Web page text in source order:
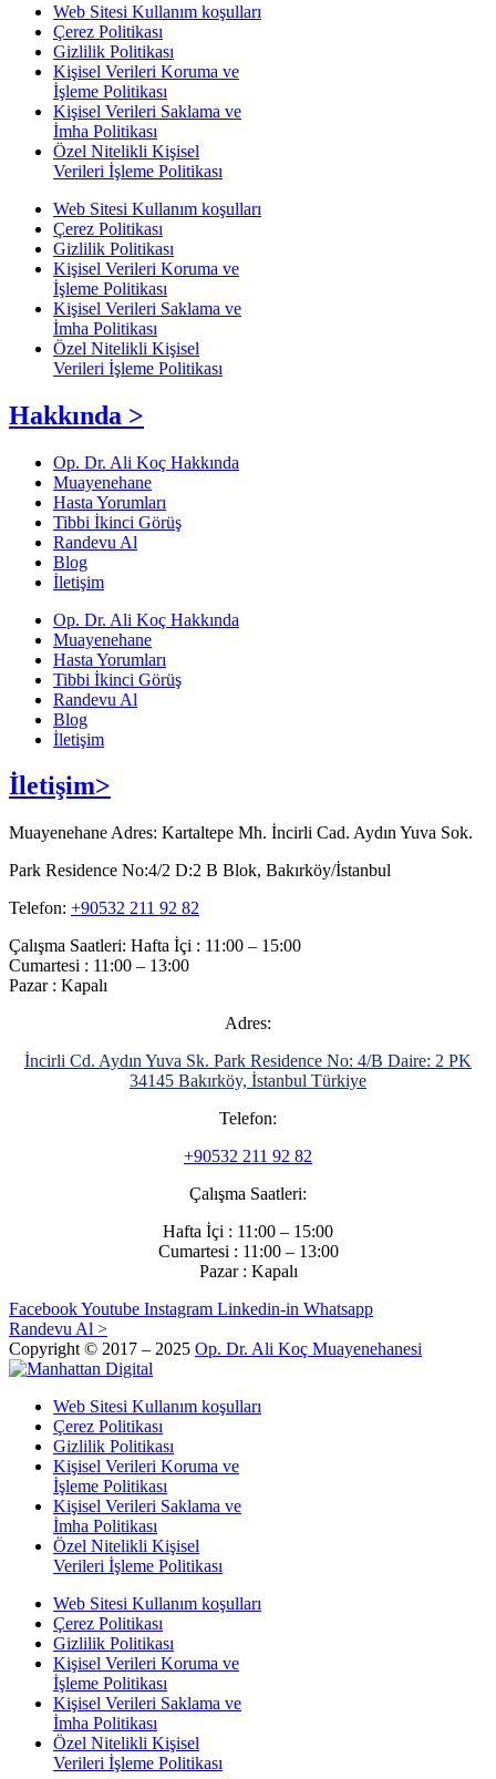
Web Sitesi Kullanım koşulları
Çerez Politikası
Gizlilik Politikası
Kişisel Verileri Koruma ve
İşleme Politikası
Kişisel Verileri Saklama ve
İmha Politikası
Özel Nitelikli Kişisel
Verileri İşleme Politikası
Web Sitesi Kullanım koşulları
Çerez Politikası
Gizlilik Politikası
Kişisel Verileri Koruma ve
İşleme Politikası
Kişisel Verileri Saklama ve
İmha Politikası
Özel Nitelikli Kişisel
Verileri İşleme Politikası
Hakkında >
Op. Dr. Ali Koç Hakkında
Muayenehane
Hasta Yorumları
Tibbi İkinci Görüş
Randevu Al
Blog
İletişim
Op. Dr. Ali Koç Hakkında
Muayenehane
Hasta Yorumları
Tibbi İkinci Görüş
Randevu Al
Blog
İletişim
İletişim>
Muayenehane Adres: Kartaltepe Mh. İncirli Cad. Aydın Yuva Sok.
Park Residence No:4/2 D:2 B Blok, Bakırköy/İstanbul
Telefon: +90532 211 92 82
Çalışma Saatleri: Hafta İçi : 11:00 – 15:00
Cumartesi : 11:00 – 13:00
Pazar : Kapalı
Adres:
İncirli Cd. Aydın Yuva Sk. Park Residence No: 4/B Daire: 2 PK
34145 Bakırköy, İstanbul Türkiye
Telefon:
+90532 211 92 82
Çalışma Saatleri:
Hafta İçi : 11:00 – 15:00
Cumartesi : 11:00 – 13:00
Pazar : Kapalı
FacebookYoutube Instagram Linkedin-in Whatsapp
Randevu Al >
Copyright © 2017 – 2025 Op. Dr. Ali Koç Muayenehanesi
Web Sitesi Kullanım koşulları
Çerez Politikası
Gizlilik Politikası
Kişisel Verileri Koruma ve
İşleme Politikası
Kişisel Verileri Saklama ve
İmha Politikası
Özel Nitelikli Kişisel
Verileri İşleme Politikası
Web Sitesi Kullanım koşulları
Çerez Politikası
Gizlilik Politikası
Kişisel Verileri Koruma ve
İşleme Politikası
Kişisel Verileri Saklama ve
İmha Politikası
Özel Nitelikli Kişisel
Verileri İşleme Politikası